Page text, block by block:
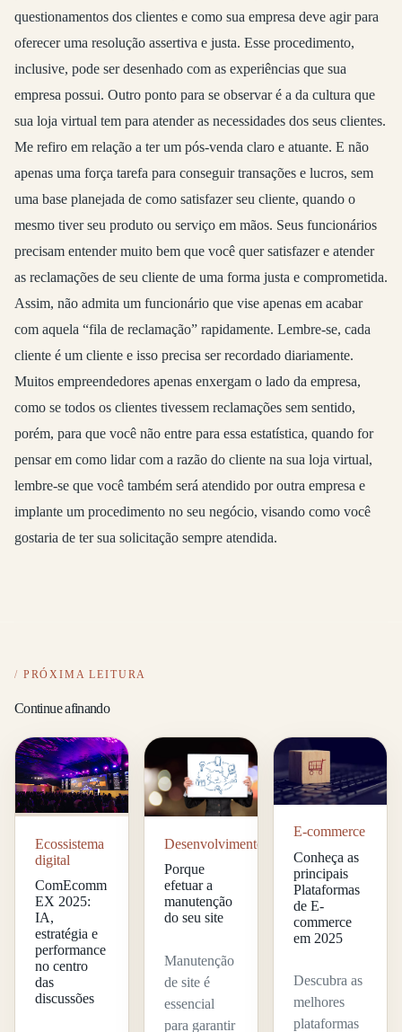
questionamentos dos clientes e como sua empresa deve agir para
oferecer uma resolução assertiva e justa. Esse procedimento,
inclusive, pode ser desenhado com as experiências que sua
empresa possui. Outro ponto para se observar é a da cultura que
sua loja virtual tem para atender as necessidades dos seus clientes.
Me refiro em relação a ter um pós-venda claro e atuante. E não
apenas uma força tarefa para conseguir transações e lucros, sem
uma base planejada de como satisfazer seu cliente, quando o
mesmo tiver seu produto ou serviço em mãos. Seus funcionários
precisam entender muito bem que você quer satisfazer e atender
as reclamações de seu cliente de uma forma justa e comprometida.
Assim, não admita um funcionário que vise apenas em acabar
com aquela “fila de reclamação” rapidamente. Lembre-se, cada
cliente é um cliente e isso precisa ser recordado diariamente.
Muitos empreendedores apenas enxergam o lado da empresa,
como se todos os clientes tivessem reclamações sem sentido,
porém, para que você não entre para essa estatística, quando for
pensar em como lidar com a razão do cliente na sua loja virtual,
lembre-se que você também será atendido por outra empresa e
implante um procedimento no seu negócio, visando como você
gostaria de ter sua solicitação sempre atendida.
PRÓXIMA LEITURA
Continue afinando
Ecossistema
digital
ComEcomm
EX 2025:
IA,
estratégia e
performance
no centro
das
discussões
Desenvolvimento
Porque
efetuar a
manutenção
do seu site
Manutenção
de site é
essencial
para garantir
E-commerce
Conheça as
principais
Plataformas
de E-
commerce
em 2025
Descubra as
melhores
plataformas